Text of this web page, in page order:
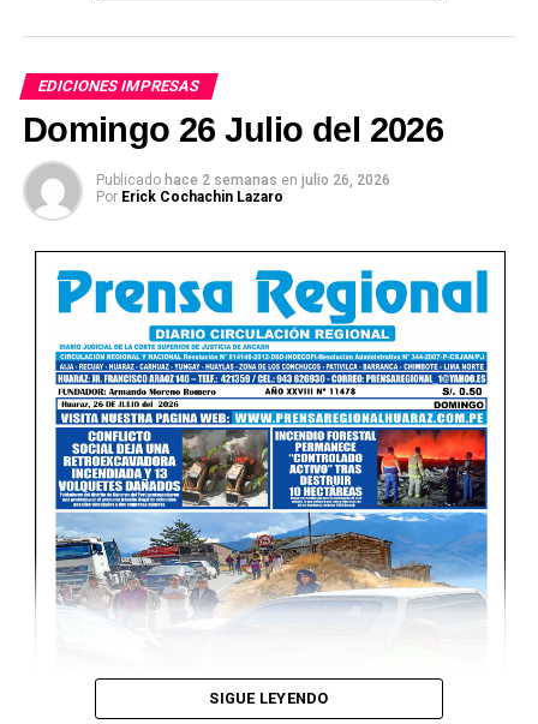
EDICIONES IMPRESAS
Domingo 26 Julio del 2026
Publicado hace 2 semanas en julio 26, 2026
Por Erick Cochachin Lazaro
SIGUE LEYENDO